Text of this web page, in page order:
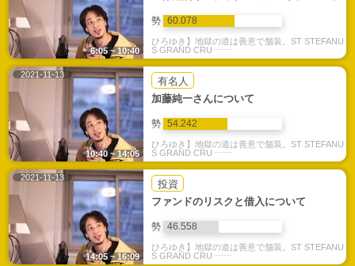
勢 60.078
ひろゆき】地獄の道は善意で舗装。ST STEFANU
S GRAND CRU ⋯⋯
6:05 ~ 10:40
2021-11-13
有名人
加藤純一さんについて
勢 54.242
ひろゆき】地獄の道は善意で舗装。ST STEFANU
S GRAND CRU ⋯⋯
10:40 ~ 14:05
2021-11-13
投資
ファンドのリスクと借入について
勢 46.558
ひろゆき】地獄の道は善意で舗装。ST STEFANU
S GRAND CRU ⋯⋯
14:05 ~ 16:09